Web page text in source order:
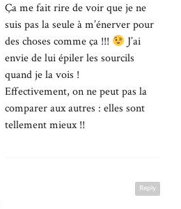
Ça me fait rire de voir que je ne
suis pas la seule à m’énerver pour
des choses comme ça !!!
J’ai
envie de lui épiler les sourcils
quand je la vois !
Effectivement, on ne peut pas la
comparer aux autres : elles sont
tellement mieux !!
Reply